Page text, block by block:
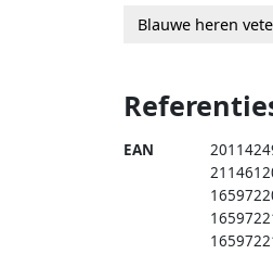
Blauwe heren
EAN